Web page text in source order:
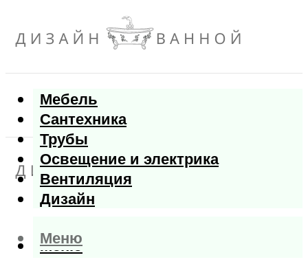
Мебель
Сантехника
Трубы
Освещение и электрика
Вентиляция
Дизайн
Меню
Меню